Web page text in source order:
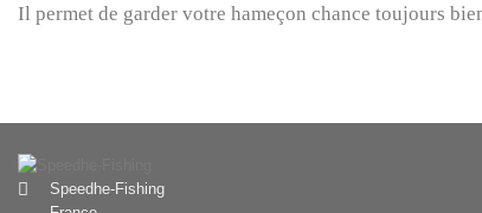
Il permet de garder votre hameçon chance toujours
Speedhe-Fishing